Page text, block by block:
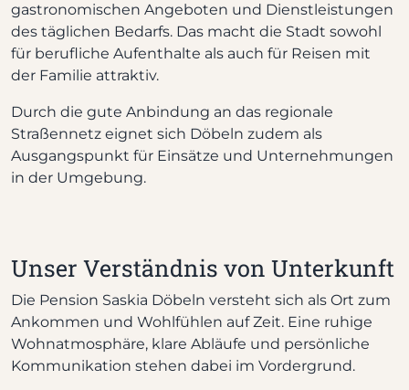
gastronomischen Angeboten und Dienstleistungen
des täglichen Bedarfs. Das macht die Stadt sowohl
für berufliche Aufenthalte als auch für Reisen mit
der Familie attraktiv.
Durch die gute Anbindung an das regionale
Straßennetz eignet sich Döbeln zudem als
Ausgangspunkt für Einsätze und Unternehmungen
in der Umgebung.
Unser Verständnis von Unterkunft
Die Pension Saskia Döbeln versteht sich als Ort zum
Ankommen und Wohlfühlen auf Zeit. Eine ruhige
Wohnatmosphäre, klare Abläufe und persönliche
Kommunikation stehen dabei im Vordergrund.